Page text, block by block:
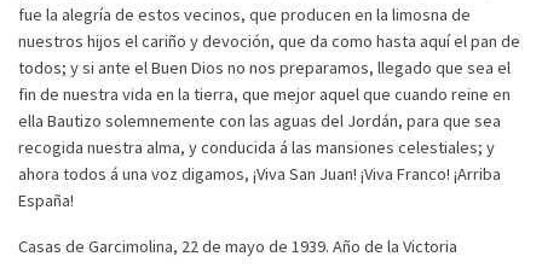
fue la alegría de estos vecinos, que producen en la limosna de
nuestros hijos el cariño y devoción, que da como hasta aquí el pan de
todos; y si ante el Buen Dios no nos preparamos, llegado que sea el
fin de nuestra vida en la tierra, que mejor aquel que cuando reine en
ella Bautizo solemnemente con las aguas del Jordán, para que sea
recogida nuestra alma, y conducida á las mansiones celestiales; y
ahora todos á una voz digamos, ¡Viva San Juan! ¡Viva Franco! ¡Arriba
España!
Casas de Garcimolina, 22 de mayo de 1939. Año de la Victoria